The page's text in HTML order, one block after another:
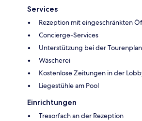
Services
Rezeption mit eingeschränkten
Concierge-Services
Unterstützung bei der
Wäscherei
Kostenlose Zeitungen in der
Liegestühle am Pool
Einrichtungen
Tresorfach an der Rezeption